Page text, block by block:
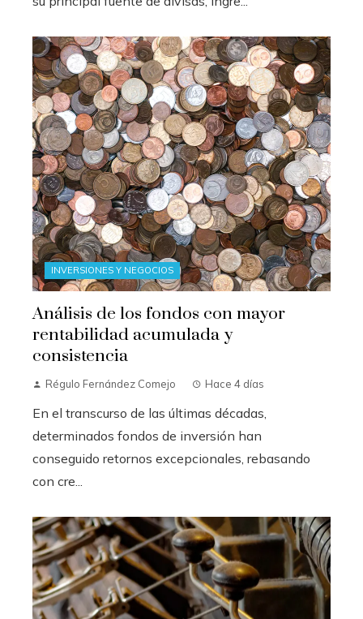
INVERSIONES Y NEGOCIOS
Análisis de los fondos con mayor
rentabilidad acumulada y
consistencia
Régulo Fernández Comejo Hace 4 días
En el transcurso de las últimas décadas,
determinados fondos de inversión han
conseguido retornos excepcionales, rebasando
con cre...